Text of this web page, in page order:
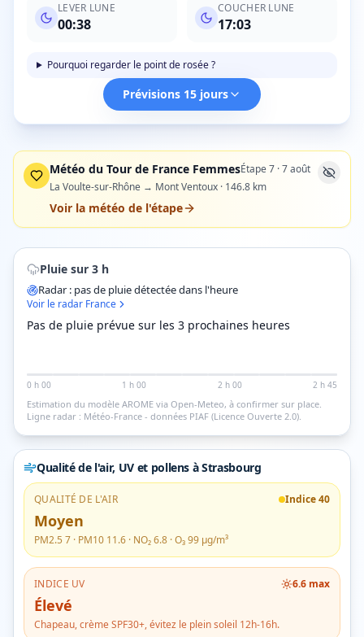
LEVER LUNE
00:38
COUCHER LUNE
17:03
Pourquoi regarder le point de rosée ?
Prévisions 15 jours
Météo du Tour de France FemmesÉtape7 ·7 août
La Voulte-sur-Rhône → Mont Ventoux · 146.8 km
Voir la météo de l'étape
Pluie sur 3 h
Radar : pas de pluie détectée dans l'heure
Voir le radar France
Pas de pluie prévue sur les 3 prochaines heures
0 h 00 1 h 00 2 h 00 2 h 45
Estimation du modèle AROME via Open-Meteo, à confirmer sur place.
Ligne radar : Météo-France - données PIAF (Licence Ouverte 2.0).
Qualité de l'air, UV et pollens à Strasbourg
QUALITÉ DE L'AIR Indice40
Moyen
PM2.5 7 · PM10 11.6 · NO₂6.8 · O₃99 µg/m³
INDICE UV 6.6 max
Élevé
Chapeau, crème SPF30+, évitez le plein soleil 12h-16h.